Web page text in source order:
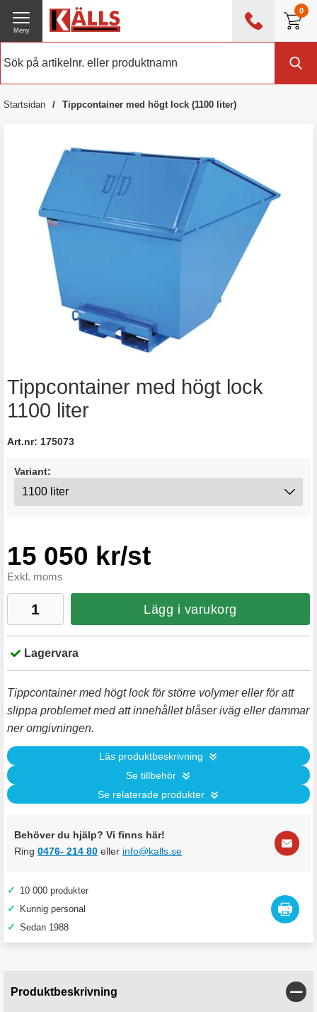
0
0476 - 214 80
Meny
Startsidan Tippcontainer med högt lock (1100 liter)
Tippcontainer med högt lock
1100 liter
Art.nr: 175073
Variant:
15 050 kr/st
Exkl. moms
Lägg i varukorg
Lagervara
Tippcontainer med högt lock för större volymer eller för att
slippa problemet med att innehållet blåser iväg eller dammar
ner omgivningen.
Läs produktbeskrivning
Se tillbehör
Se relaterade produkter
Behöver du hjälp? Vi finns här!
Ring 0476- 214 80 eller info@kalls.se
✓ 10 000 produkter
✓ Kunnig personal
✓ Sedan 1988
Produktbeskrivning